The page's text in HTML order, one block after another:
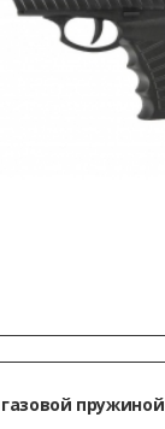
пружиной